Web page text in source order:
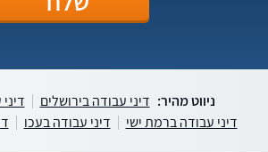
ניווט מהיר: דיני עבודה בירושלים
דיני עבודה ברמת ישי
דיני עבודה בעכו